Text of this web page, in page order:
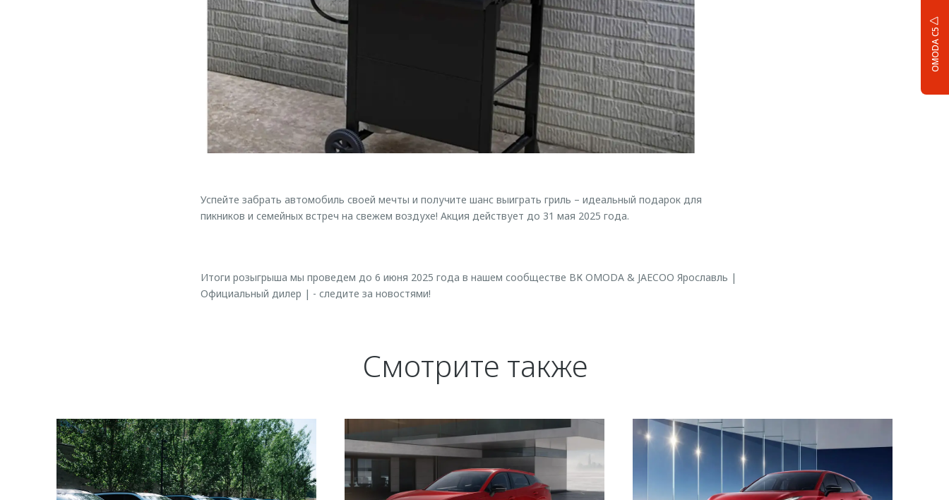
OMODA C5
Успейте забрать автомобиль своей мечты и получите шанс выиграть гриль – идеальный подарок для
пикников и семейных встреч на свежем воздухе! Акция действует до 31 мая 2025 года.
Итоги розыгрыша мы проведем до 6 июня 2025 года в нашем сообществе ВК OMODA & JAECOO Ярославль |
Официальный дилер | - следите за новостями!
Смотрите также